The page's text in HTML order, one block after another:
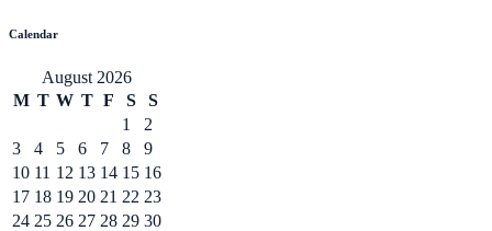
Calendar
August 2026
M T W T F S
S
1
2
3
4 5 6 7 8
9
10 11 12 13 14 15 16
17 18 19 20 21 22 23
24 25 26 27 28 29 30